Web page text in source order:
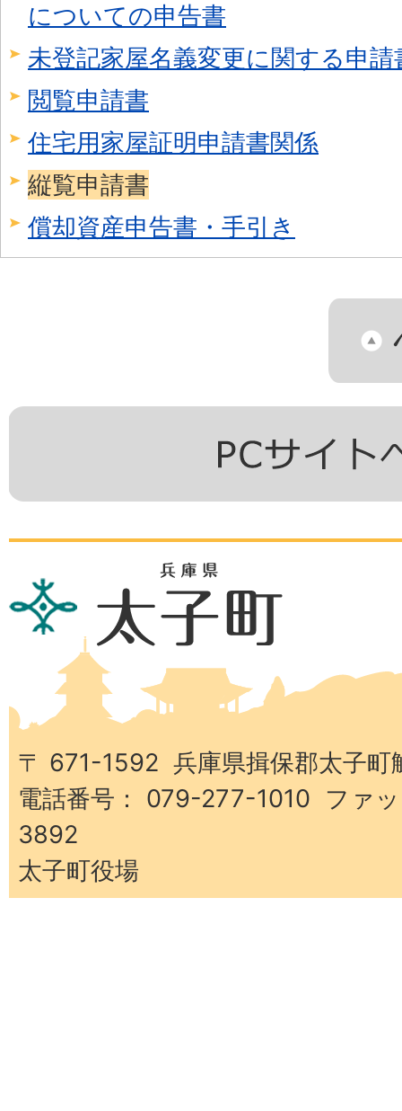
についての申告書
未登記家屋名義変更に関する申請
閲覧申請書
住宅用家屋証明申請書関係
縦覧申請書
償却資産申告書・手引き
兵
庫
子
町
〒 671-1592 兵庫県揖保郡太子町
電話番号： 079-277-1010 ファ
3892
太子町役場